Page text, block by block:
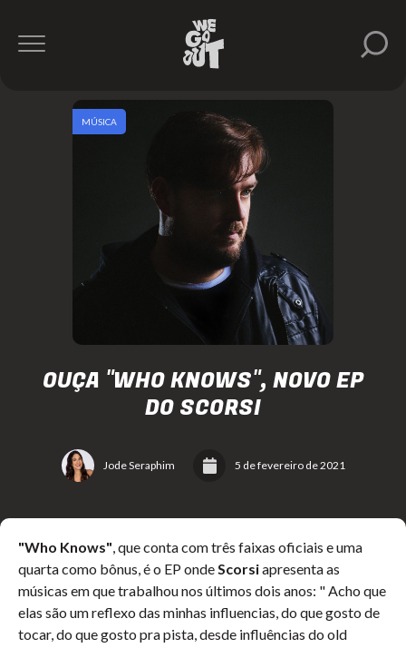
OUÇA "WHO KNOWS", NOVO EP
DO SCORSI
Jode Seraphim 5 de fevereiro de 2021
MÚSICA
"Who Knows", que conta com três faixas oficiais e uma
quarta como bônus, é o EP ondeScorsiapresenta as
músicas em que trabalhou nos últimos dois anos: " Acho que
elas são um reflexo das minhas influencias, do que gosto de
tocar, do que gosto pra pista, desde influências do old